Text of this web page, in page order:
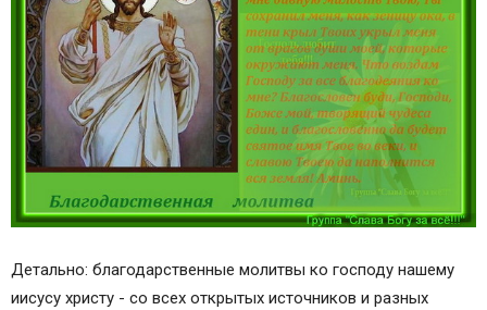
Детально: благодарственные молитвы ко господу нашему
иисусу христу - со всех открытых источников и разных